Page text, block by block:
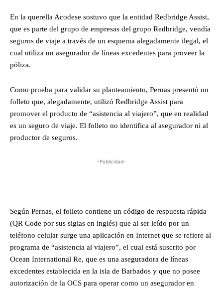
En la querella Acodese sostuvo que la entidad Redbridge Assist,
que es parte del grupo de empresas del grupo Redbridge, vendía
seguros de viaje a través de un esquema alegadamente ilegal, el
cual utiliza un asegurador de líneas excedentes para proveer la
póliza.
Como prueba para validar su planteamiento, Pernas presentó un
folleto que, alegadamente, utilizó Redbridge Assist para
promover el producto de “asistencia al viajero”, que en realidad
es un seguro de viaje. El folleto no identifica al asegurador ni al
productor de seguros.
-Publicidad-
Según Pernas, el folleto contiene un código de respuesta rápida
(QR Code por sus siglas en inglés) que al ser leído por un
teléfono celular surge una aplicación en Internet que se refiere al
programa de “asistencia al viajero”, el cual está suscrito por
Ocean International Re, que es una aseguradora de líneas
excedentes establecida en la isla de Barbados y que no posee
autorización de la OCS para operar como un asegurador en